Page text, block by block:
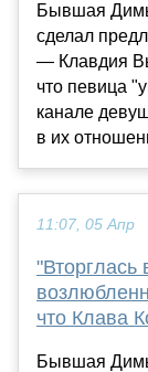
Бывшая
сделал
— Клавдия
что певица
канале
в их
11:07, 05 Апр
что Клава
Бывшая